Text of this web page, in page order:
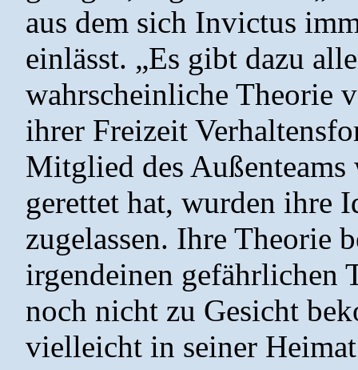
aus dem sich Invictus
einlässt. „Es gibt dazu
wahrscheinliche Theorie
ihrer Freizeit
Mitglied des Außenteams
gerettet hat, wurden ihre
zugelassen. Ihre Theorie
irgendeinen gefährlichen
noch nicht zu Gesicht
vielleicht in seiner